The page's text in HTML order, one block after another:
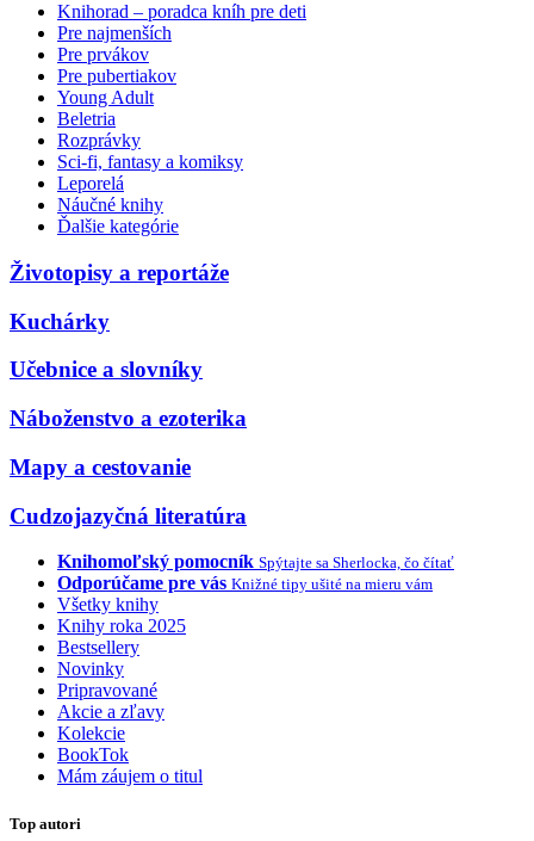
Knihorad – poradca kníh pre deti
Pre najmenších
Pre prvákov
Pre pubertiakov
Young Adult
Beletria
Rozprávky
Sci-fi, fantasy a komiksy
Leporelá
Náučné knihy
Ďalšie kategórie
Životopisy a reportáže
Kuchárky
Učebnice a slovníky
Náboženstvo a ezoterika
Mapy a cestovanie
Cudzojazyčná literatúra
Knihomoľský pomocník Spýtajte sa Sherlocka, čo čítať
Odporúčame pre vás Knižné tipy ušité na mieru vám
Všetky knihy
Knihy roka 2025
Bestsellery
Novinky
Pripravované
Akcie a zľavy
Kolekcie
BookTok
Mám záujem o titul
Top autori